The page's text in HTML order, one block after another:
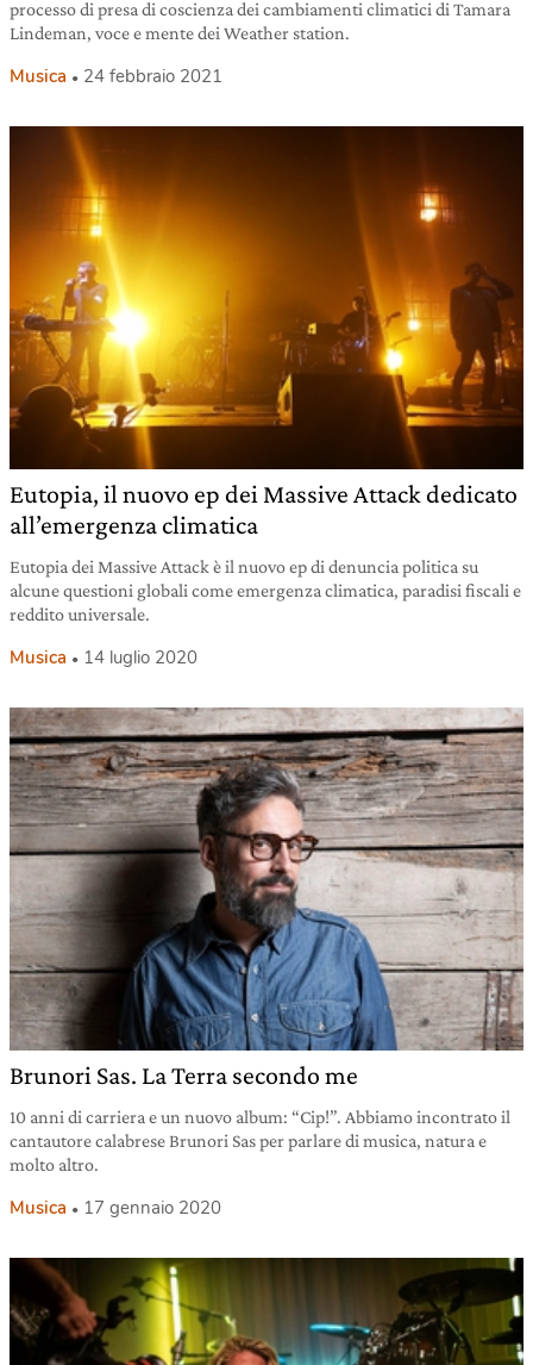
processo di presa di coscienza dei cambiamenti climatici di Tamara
Lindeman, voce e mente dei Weather station.
Musica 24 febbraio 2021
Eutopia, il nuovo ep dei Massive Attack dedicato
all’emergenza climatica
Eutopia dei Massive Attack è il nuovo ep di denuncia politica su
alcune questioni globali come emergenza climatica, paradisi fiscali e
reddito universale.
Musica 14 luglio 2020
Brunori Sas. La Terra secondo me
10 anni di carriera e un nuovo album: “Cip!”. Abbiamo incontrato il
cantautore calabrese Brunori Sas per parlare di musica, natura e
molto altro.
Musica 17 gennaio 2020